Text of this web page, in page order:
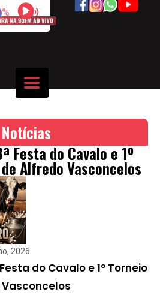
Notícias
Festa do Cavalo e 1º
Alfredo Vasconcelos
2026
do Cavalo e 1º Torneio